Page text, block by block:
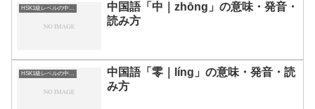
HSK1級レベルの中国語
中国語「中｜zhōng」の意味・発音・
読み方
HSK1級レベルの中国語
中国語「零｜líng」の意味・発音・読
み方